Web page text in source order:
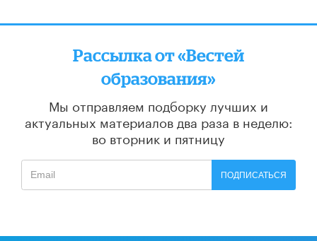
Рассылка от «Вестей
образования»
Мы отправляем подборку лучших и
актуальных материалов два раза в неделю:
во вторник и пятницу
ПОДПИСАТЬСЯ